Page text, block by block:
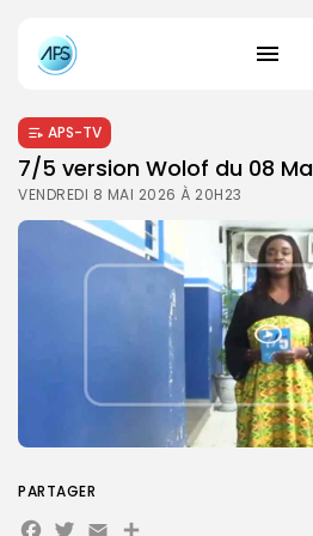
APS-TV
7/5 version Wolof du 08
VENDREDI 8 MAI 2026 À 20H23
PARTAGER